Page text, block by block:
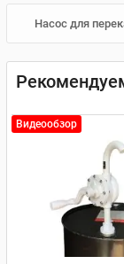
Насос для
Видеообзор